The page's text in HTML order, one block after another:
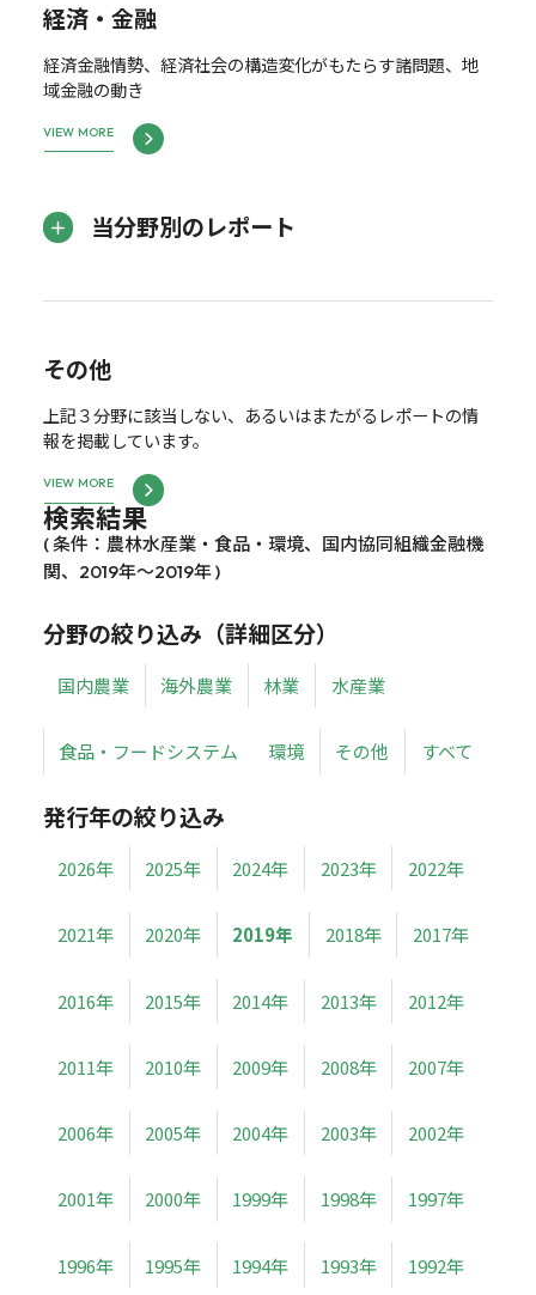
経済・金融
経済金融情勢、経済社会の構造変化がもたらす諸問題、地
域金融の動き
VIEW MORE
当分野別のレポート
その他
上記３分野に該当しない、あるいはまたがるレポートの情
報を掲載しています。
VIEW MORE
検索結果
( 条件：農林水産業・食品・環境、国内協同組織金融機
関、2019年～2019年 )
分野の絞り込み（詳細区分）
国内農業 海外農業 林業 水産業
食品・フードシステム 環境 その他 すべて
発行年の絞り込み
2026年 2025年 2024年 2023年 2022年
2021年 2020年 2019年 2018年 2017年
2016年 2015年 2014年 2013年 2012年
2011年 2010年 2009年 2008年 2007年
2006年 2005年 2004年 2003年 2002年
2001年 2000年 1999年 1998年 1997年
1996年 1995年 1994年 1993年 1992年